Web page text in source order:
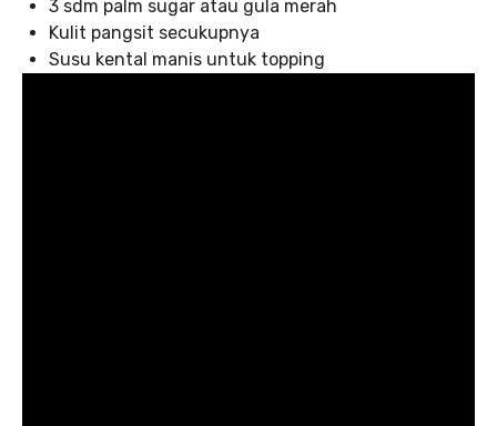
3 sdm palm sugar atau gula merah
Kulit pangsit secukupnya
Susu kental manis untuk topping